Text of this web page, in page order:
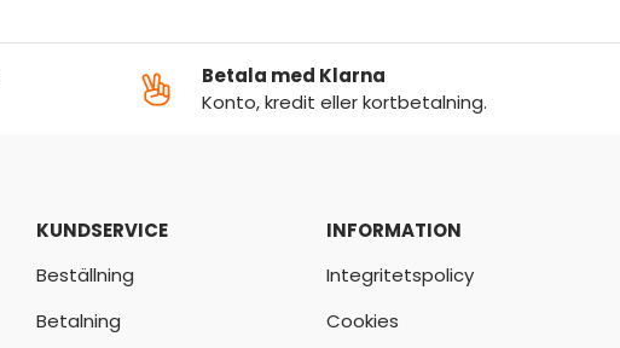
Betala med Klarna
Konto, kredit eller kortbetalning.
KUNDSERVICE
Beställning
Betalning
INFORMATION
Integritetspolicy
Cookies